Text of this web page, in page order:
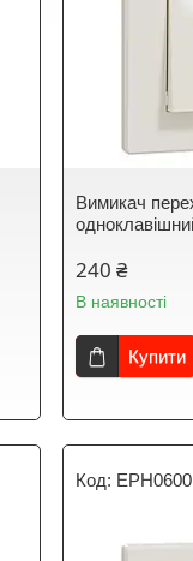
Вимикач
240 ₴
В наявності
Купити